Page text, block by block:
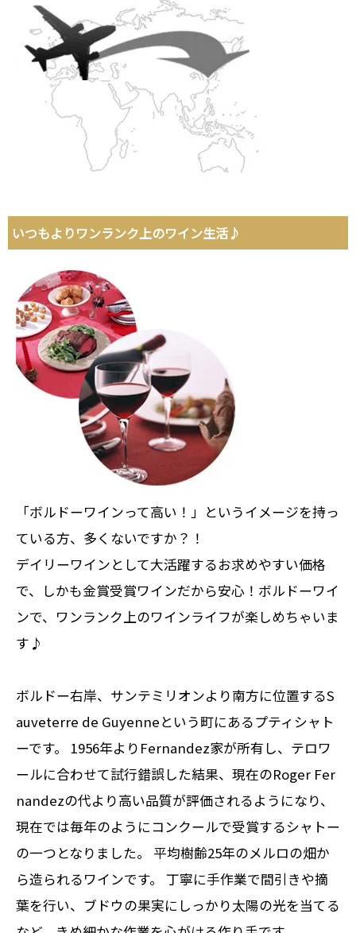
いつもよりワンランク上のワイン生活♪
「ボルドーワインって高い！」というイメージを持っ
ている方、多くないですか？！
デイリーワインとして大活躍するお求めやすい価格
で、しかも金賞受賞ワインだから安心！ボルドーワイ
ンで、ワンランク上のワインライフが楽しめちゃいま
す♪
ボルドー右岸、サンテミリオンより南方に位置するS
auveterre de Guyenneという町にあるプティシャト
ーです。 1956年よりFernandez家が所有し、テロワ
ールに合わせて試行錯誤した結果、現在のRoger Fer
nandezの代より高い品質が評価されるようになり、
現在では毎年のようにコンクールで受賞するシャトー
の一つとなりました。 平均樹齢25年のメルロの畑か
ら造られるワインです。 丁寧に手作業で間引きや摘
葉を行い、ブドウの果実にしっかり太陽の光を当てる